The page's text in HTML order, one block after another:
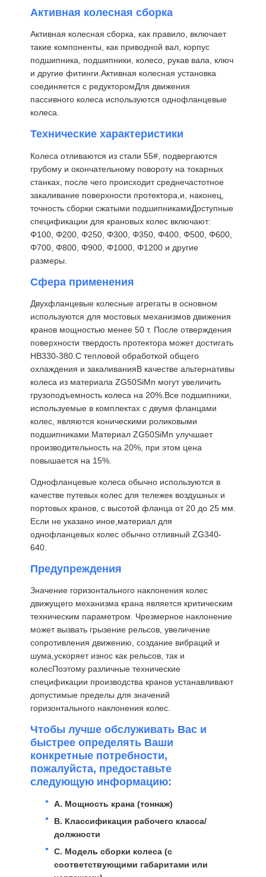
Главная
Страница
Продукция
Наша
Все Случаи
Побеседуйте
Теперь
Барабанчик веревочки провода
Кранный крюк
Активная колесная сборка
Активная колесная сборка, как правило, включает
такие компоненты, как приводной вал, корпус
подшипника, подшипники, колесо, рукав вала, ключ
и другие фитинги.Активная колесная установка
соединяется с редукторомДля движения
пассивного колеса используются однофланцевые
колеса.
Технические характеристики
Колеса отливаются из стали 55#, подвергаются
грубому и окончательному повороту на токарных
станках, после чего происходит среднечастотное
закаливание поверхности протектора,и, наконец,
точность сборки сжатыми подшипникамиДоступные
спецификации для крановых колес включают:
Φ100, Φ200, Φ250, Φ300, Φ350, Φ400, Φ500, Φ600,
Φ700, Φ800, Φ900, Φ1000, Φ1200 и другие
размеры.
Сфера применения
Двухфланцевые колесные агрегаты в основном
используются для мостовых механизмов движения
кранов мощностью менее 50 т. После отверждения
поверхности твердость протектора может достигать
HB330-380.С тепловой обработкой общего
охлаждения и закаливанияВ качестве альтернативы
колеса из материала ZG50SiMn могут увеличить
грузоподъемность колеса на 20%.Все подшипники,
используемые в комплектах с двумя фланцами
колес, являются коническими роликовыми
подшипниками.Материал ZG50SiMn улучшает
производительность на 20%, при этом цена
повышается на 15%.
Однофланцевые колеса обычно используются в
качестве путевых колес для тележек воздушных и
портовых кранов, с высотой фланца от 20 до 25 мм.
Если не указано иное,материал для
однофланцевых колес обычно отливный ZG340-
640.
Предупреждения
Значение горизонтального наклонения колес
движущего механизма крана является критическим
техническим параметром. Чрезмерное наклонение
может вызвать грызение рельсов, увеличение
сопротивления движению, создание вибраций и
шума,ускоряет износ как рельсов, так и
колесПоэтому различные технические
спецификации производства кранов устанавливают
допустимые пределы для значений
горизонтального наклонения колес.
Чтобы лучше обслуживать Вас и
быстрее определять Ваши
конкретные потребности,
пожалуйста, предоставьте
следующую информацию:
A. Мощность крана (тоннаж)
B. Классификация рабочего класса/
должности
C. Модель сборки колеса (с
соответствующими габаритами или